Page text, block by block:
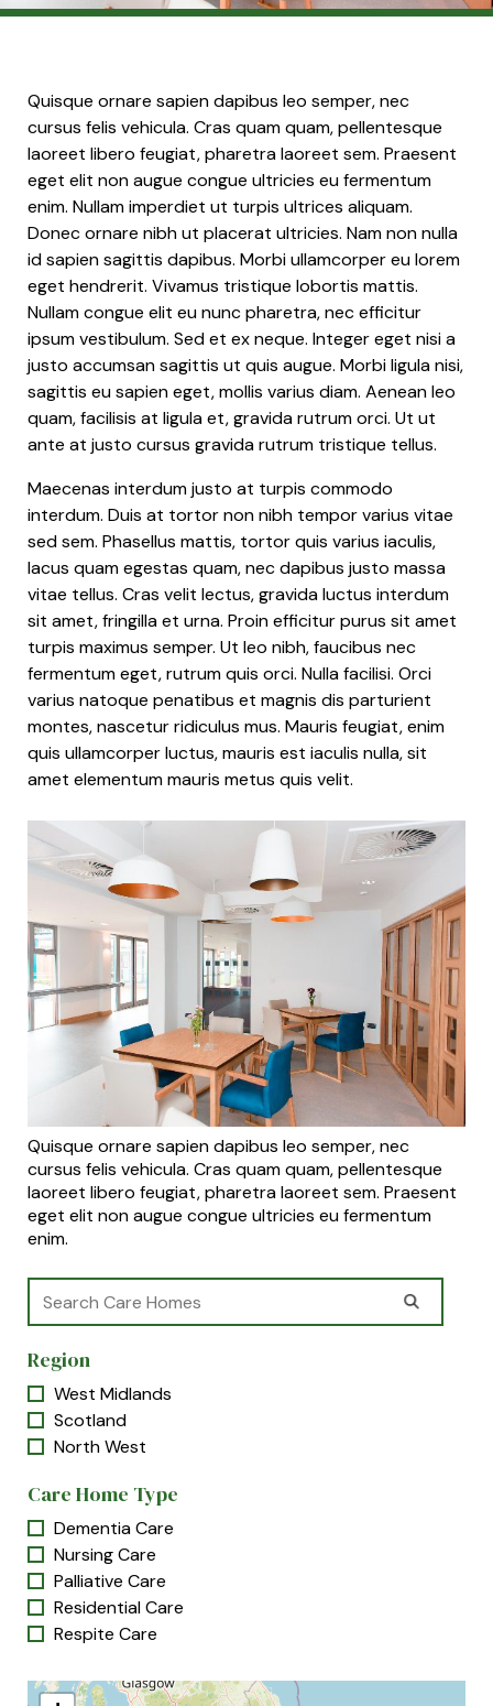
Quisque ornare sapien dapibus leo semper, nec
cursus felis vehicula. Cras quam quam, pellentesque
laoreet libero feugiat, pharetra laoreet sem. Praesent
eget elit non augue congue ultricies eu fermentum
enim. Nullam imperdiet ut turpis ultrices aliquam.
Donec ornare nibh ut placerat ultricies. Nam non nulla
id sapien sagittis dapibus. Morbi ullamcorper eu lorem
eget hendrerit. Vivamus tristique lobortis mattis.
Nullam congue elit eu nunc pharetra, nec efficitur
ipsum vestibulum. Sed et ex neque. Integer eget nisi a
justo accumsan sagittis ut quis augue. Morbi ligula nisi,
sagittis eu sapien eget, mollis varius diam. Aenean leo
quam, facilisis at ligula et, gravida rutrum orci. Ut ut
ante at justo cursus gravida rutrum tristique tellus.
Maecenas interdum justo at turpis commodo
interdum. Duis at tortor non nibh tempor varius vitae
sed sem. Phasellus mattis, tortor quis varius iaculis,
lacus quam egestas quam, nec dapibus justo massa
vitae tellus. Cras velit lectus, gravida luctus interdum
sit amet, fringilla et urna. Proin efficitur purus sit amet
turpis maximus semper. Ut leo nibh, faucibus nec
fermentum eget, rutrum quis orci. Nulla facilisi. Orci
varius natoque penatibus et magnis dis parturient
montes, nascetur ridiculus mus. Mauris feugiat, enim
quis ullamcorper luctus, mauris est iaculis nulla, sit
amet elementum mauris metus quis velit.
Quisque ornare sapien dapibus leo semper, nec
cursus felis vehicula. Cras quam quam, pellentesque
laoreet libero feugiat, pharetra laoreet sem. Praesent
eget elit non augue congue ultricies eu fermentum
enim.
Region
West Midlands
Scotland
North West
Care Home Type
Dementia Care
Nursing Care
Palliative Care
Residential Care
Respite Care